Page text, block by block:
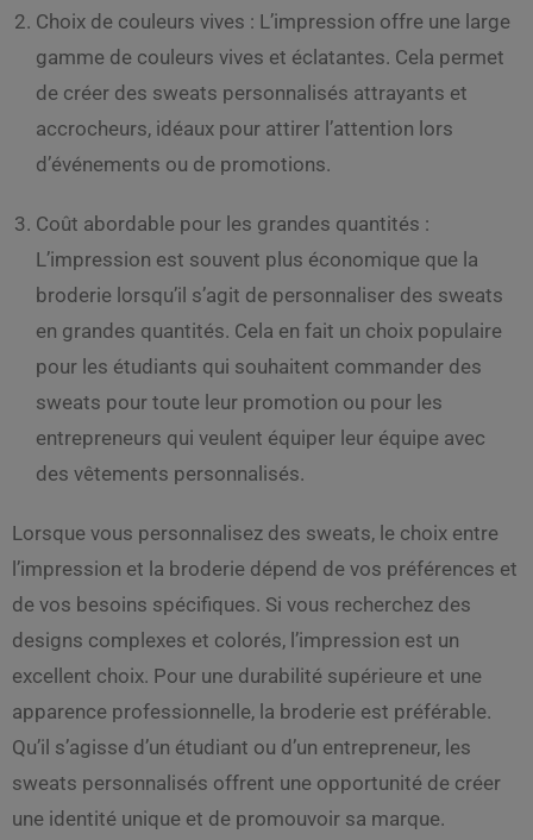
Choix de couleurs vives : L’impression offre une large
gamme de couleurs vives et éclatantes. Cela permet
de créer des sweats personnalisés attrayants et
accrocheurs, idéaux pour attirer l’attention lors
d’événements ou de promotions.
Coût abordable pour les grandes quantités :
L’impression est souvent plus économique que la
broderie lorsqu’il s’agit de personnaliser des sweats
en grandes quantités. Cela en fait un choix populaire
pour les étudiants qui souhaitent commander des
sweats pour toute leur promotion ou pour les
entrepreneurs qui veulent équiper leur équipe avec
des vêtements personnalisés.
Lorsque vous personnalisez des sweats, le choix entre
l’impression et la broderie dépend de vos préférences et
de vos besoins spécifiques. Si vous recherchez des
designs complexes et colorés, l’impression est un
excellent choix. Pour une durabilité supérieure et une
apparence professionnelle, la broderie est préférable.
Qu’il s’agisse d’un étudiant ou d’un entrepreneur, les
sweats personnalisés offrent une opportunité de créer
une identité unique et de promouvoir sa marque.